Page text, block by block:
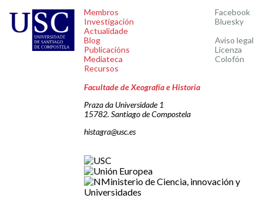
Membros
Investigación
Actualidade
Blog
Publicacións
Mediateca
Recursos
Facebook
Bluesky
Aviso legal
Licenza
Colofón
Facultade de Xeografía e Historia
Praza da Universidade 1
15782. Santiago de Compostela
histagra@usc.es